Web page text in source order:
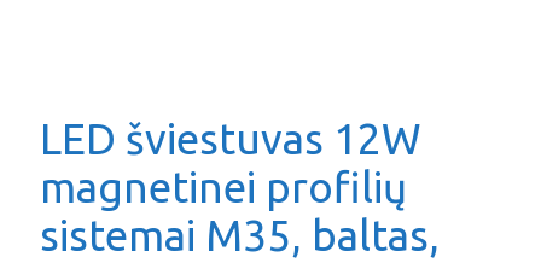
LED šviestuvas 12W
magnetinei profilių
sistemai M35, baltas,